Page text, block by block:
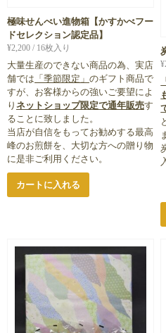
極味せんべい進物箱【かすかべフー
ドセレクション認定品】
¥2,200 / 16枚入り
大量生産のできない商品の為、実店
舗では 「季節限定」 のギフト商品で
すが、お客様からの強いご要望によ
り ネットショップ限定で通年販売す
ることに致しました。
当店が自信をもってお勧めする最高
峰のお煎餅を、大切な方への贈り物
に是非ご利用ください。
カートに入れる
¥